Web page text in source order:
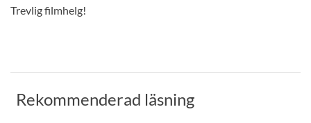
Trevlig filmhelg!
Rekommenderad läsning